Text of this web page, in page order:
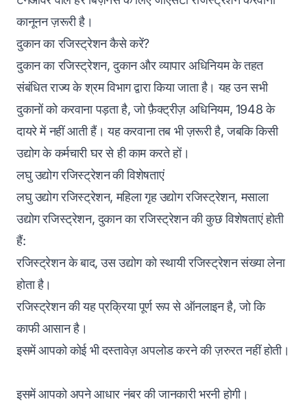
कानूनन ज़रूरी है।
दुकान का रजिस्ट्रेशन कैसे करें?
दुकान का रजिस्ट्रेशन, दुकान और व्यापार अधिनियम के तहत
संबंधित राज्य के श्रम विभाग द्वारा किया जाता है। यह उन सभी
दुकानों को करवाना पड़ता है, जो फ़ैक्ट्रीज़ अधिनियम, 1948 के
दायरे में नहीं आती हैं। यह करवाना तब भी ज़रूरी है, जबकि किसी
उद्योग के कर्मचारी घर से ही काम करते हों।
लघु उद्योग रजिस्ट्रेशनकी विशेषताएं
लघु उद्योग रजिस्ट्रेशन, महिला गृह उद्योग रजिस्ट्रेशन, मसाला
उद्योग रजिस्ट्रेशन, दुकान का रजिस्ट्रेशन की कुछ विशेषताएं होती
हैं:
रजिस्ट्रेशन के बाद, उस उद्योग को स्थायी रजिस्ट्रेशन संख्या लेना
होता है।
रजिस्ट्रेशन की यह प्रक्रिया पूर्ण रूप से ऑनलाइन है, जो कि
काफी आसान है।
इसमें आपको कोई भी दस्तावेज़ अपलोड करने की ज़रुरत नहीं होती।
इसमें आपको अपने आधार नंबर की जानकारी भरनी होगी।